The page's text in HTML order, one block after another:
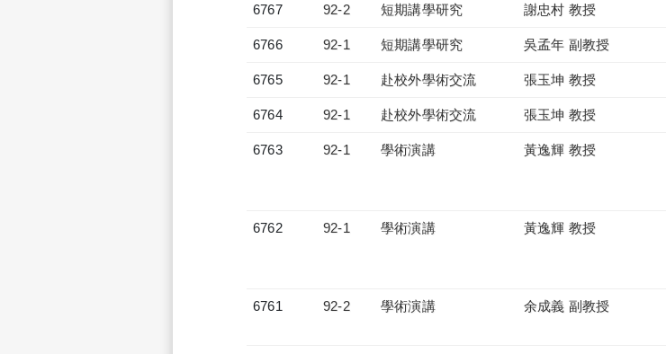
6767 92-2 短期講學研究 謝忠村 教授
6766 92-1 短期講學研究 吳孟年 副教授
6765 92-1 赴校外學術交流 張玉坤 教授
6764 92-1 赴校外學術交流 張玉坤 教授
6763 92-1 學術演講 黃逸輝 教授
6762 92-1 學術演講 黃逸輝 教授
6761 92-2 學術演講 余成義 副教授